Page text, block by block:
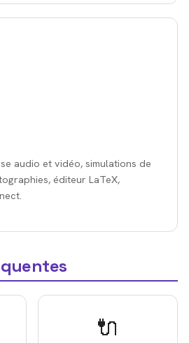
audio et vidéo, simulations de
éditeur LaTeX,
🔌